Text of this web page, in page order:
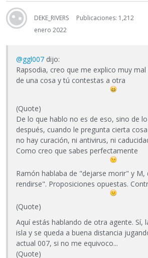
DEKE_RIVERS
Publicaciones: 1,212
enero 2022
@ggl007 dijo:
Rapsodia, creo que me explico muy
de una cosa y tú contestas a otra
(Quote)
De lo que hablo no es de eso, sino de
después, cuando le pregunta cierta
no hay curación, ni antivirus, ni
Como creo que sabes perfectamente
Ramón hablaba de "dejarse morir" y M,
rendirse". Proposiciones opuestas.
(Quote)
Aquí estás hablando de otra agente. Sí,
isla y se queda a buena distancia
actual 007, si no me equivoco...
(Quote)